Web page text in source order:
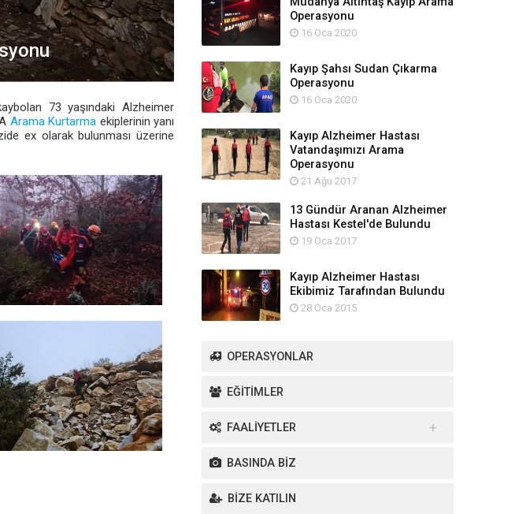
73 yaşındaki Alzheimer
Arama Kurtarma ekiplerinin yanı
ex olarak bulunması üzerine
Operasyonu
16 Oca 2020
Kayıp Şahsı Sudan Çıkarma
Operasyonu
16 Oca 2020
Kayıp Alzheimer Hastası
Vatandaşımızı Arama
Operasyonu
21 Ağu 2017
13 Gündür Aranan Alzheimer
Hastası Kestel'de Bulundu
19 Oca 2017
Kayıp Alzheimer Hastası
Ekibimiz Tarafından Bulundu
28 Oca 2015
OPERASYONLAR
EĞİTİMLER
FAALİYETLER
Yurt İçi Faaliyetler
Yurt Dışı Faaliyetler
BASINDA BİZ
BİZE KATILIN